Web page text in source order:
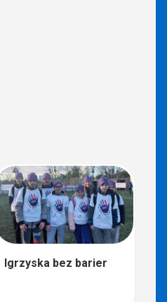
Igrzyska bez barier